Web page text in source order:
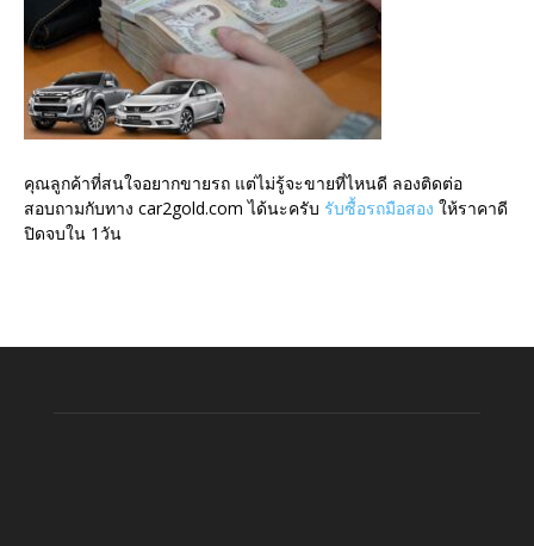
คุณลูกค้าที่สนใจอยากขายรถ แต่ไม่รู้จะขายที่ไหนดี ลองติดต่อ
สอบถามกับทาง car2gold.com ได้นะครับ รับซื้อรถมือสอง ให้ราคาดี
ปิดจบใน 1วัน